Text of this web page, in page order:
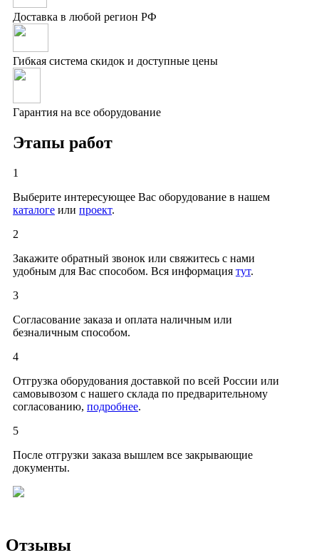
Доставка в любой регион РФ
Гибкая система скидок и доступные цены
Гарантия на все оборудование
Этапы работ
1
Выберите интересующее Вас оборудование в нашем
каталоге или проект.
2
Закажите обратный звонок или свяжитесь с нами
удобным для Вас способом. Вся информация тут.
3
Согласование заказа и оплата наличным или
безналичным способом.
4
Отгрузка оборудования доставкой по всей России или
самовывозом с нашего склада по предварительному
согласованию, подробнее.
5
После отгрузки заказа вышлем все закрывающие
документы.
Отзывы